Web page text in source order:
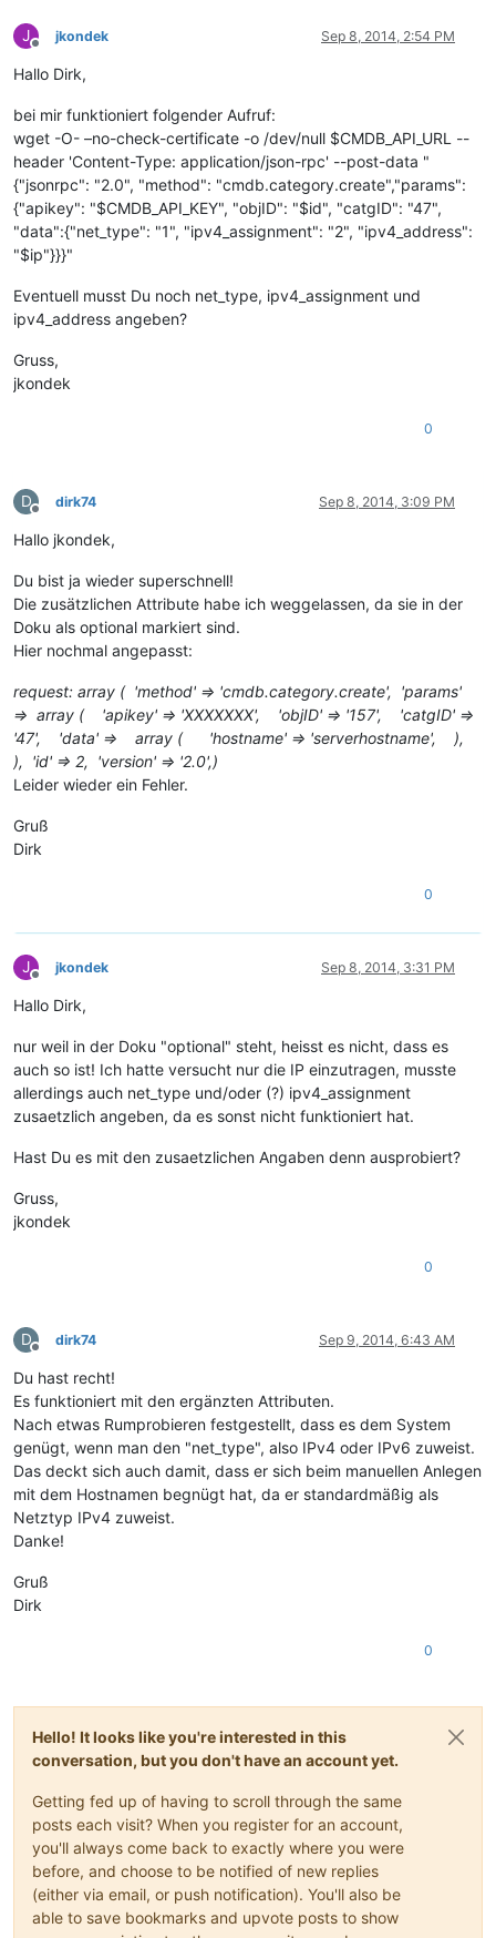
J
Offline
jkondek Sep 8, 2014, 2:54 PM
Hallo Dirk,
bei mir funktioniert folgender Aufruf:
wget -O- –no-check-certificate -o /dev/null $CMDB_API_URL --
header 'Content-Type: application/json-rpc' --post-data "
{"jsonrpc": "2.0", "method": "cmdb.category.create","params":
{"apikey": "$CMDB_API_KEY", "objID": "$id", "catgID": "47",
"data":{"net_type": "1", "ipv4_assignment": "2", "ipv4_address":
"$ip"}}}"
Eventuell musst Du noch net_type, ipv4_assignment und
ipv4_address angeben?
Gruss,
jkondek
0
D
Offline
dirk74 Sep 8, 2014, 3:09 PM
Hallo jkondek,
Du bist ja wieder superschnell!
Die zusätzlichen Attribute habe ich weggelassen, da sie in der
Doku als optional markiert sind.
Hier nochmal angepasst:
request: array ( 'method' => 'cmdb.category.create', 'params'
=> array ( 'apikey' => 'XXXXXXX', 'objID' => '157', 'catgID' =>
'47', 'data' => array ( 'hostname' => 'serverhostname', ),
), 'id' => 2, 'version' => '2.0',)
Leider wieder ein Fehler.
Gruß
Dirk
0
J
Offline
jkondek Sep 8, 2014, 3:31 PM
Hallo Dirk,
nur weil in der Doku "optional" steht, heisst es nicht, dass es
auch so ist! Ich hatte versucht nur die IP einzutragen, musste
allerdings auch net_type und/oder (?) ipv4_assignment
zusaetzlich angeben, da es sonst nicht funktioniert hat.
Hast Du es mit den zusaetzlichen Angaben denn ausprobiert?
Gruss,
jkondek
0
D
Offline
dirk74 Sep 9, 2014, 6:43 AM
Du hast recht!
Es funktioniert mit den ergänzten Attributen.
Nach etwas Rumprobieren festgestellt, dass es dem System
genügt, wenn man den "net_type", also IPv4 oder IPv6 zuweist.
Das deckt sich auch damit, dass er sich beim manuellen Anlegen
mit dem Hostnamen begnügt hat, da er standardmäßig als
Netztyp IPv4 zuweist.
Danke!
Gruß
Dirk
0
Hello! It looks like you're interested in this
conversation, but you don't have an account yet.
Getting fed up of having to scroll through the same
posts each visit? When you register for an account,
you'll always come back to exactly where you were
before, and choose to be notified of new replies
(either via email, or push notification). You'll also be
able to save bookmarks and upvote posts to show